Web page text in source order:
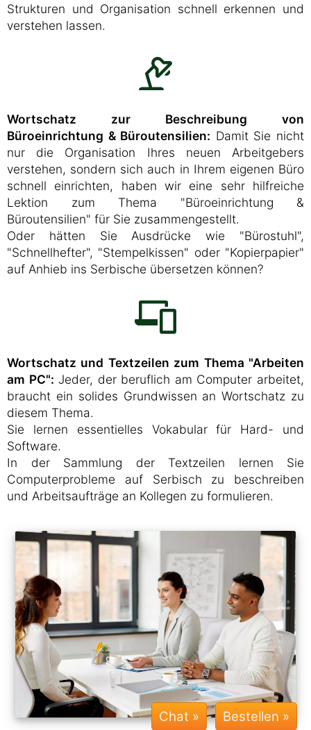
Strukturen und Organisation schnell erkennen und
verstehen lassen.
Wortschatz zur Beschreibung von
Büroeinrichtung & Büroutensilien: Damit Sie nicht
nur die Organisation Ihres neuen Arbeitgebers
verstehen, sondern sich auch in Ihrem eigenen Büro
schnell einrichten, haben wir eine sehr hilfreiche
Lektion zum Thema "Büroeinrichtung &
Büroutensilien" für Sie zusammengestellt.
Oder hätten Sie Ausdrücke wie "Bürostuhl",
"Schnellhefter", "Stempelkissen" oder "Kopierpapier"
auf Anhieb ins Serbische übersetzen können?
Wortschatz und Textzeilen zum Thema "Arbeiten
am PC": Jeder, der beruflich am Computer arbeitet,
braucht ein solides Grundwissen an Wortschatz zu
diesem Thema.
Sie lernen essentielles Vokabular für Hard- und
Software.
In der Sammlung der Textzeilen lernen Sie
Computerprobleme auf Serbisch zu beschreiben
und Arbeitsaufträge an Kollegen zu formulieren.
Chat »